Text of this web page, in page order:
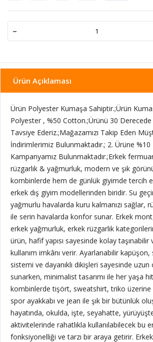
-
Ürün Açıklaması
Ürün Polyester Kumaşa Sahiptir.;Ürün
Polyester , %50 Cotton.;Ürünü 30 Derecede
Tavsiye Ederiz.;Mağazamızı Takip Eden
İndirimlerimiz Bulunmaktadır.; 2. Ürüne %10
Kampanyamız Bulunmaktadır.;Erkek
rüzgarlık & yağmurluk, modern ve şık
kombinlerde hem de günlük giyimde tercih
erkek dış giyim modellerinden biridir. Su
yağmurlu havalarda kuru kalmanızı sağlar,
ile serin havalarda konfor sunar. Erkek
erkek yağmurluk, erkek rüzgarlık
ürün, hafif yapısı sayesinde kolay
kullanım imkânı verir. Ayarlanabilir
sistemi ve dayanıklı dikişleri sayesinde uzun
sunarken, minimalist tasarımı ile her yaşa
kombinlerde tişört, sweatshirt, triko üzerine
spor ayakkabı ve jean ile şık bir bütünlük
hayatında, okulda, işte, seyahatte,
aktivitelerinde rahatlıkla kullanılabilecek bu
fonksiyonelliği ve tarzı bir araya getirir.